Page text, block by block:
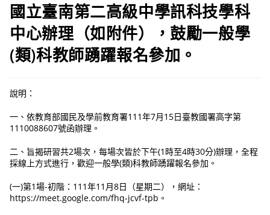
國立臺南第二高級中學訊科技學科
中心辦理（如附件），鼓勵一般學
(類)科教師踴躍報名參加。
說明：
一、依教育部國民及學前教育署111年7月15日臺教國署高字第
1110088607號函辦理。
二、旨揭研習共2場次，每場次皆於下午(1時至4時30分)辦理，全程
採線上方式進行，歡迎一般學(類)科教師踴躍報名參加。
(一)第1場-初階：111年11月8日（星期二），網址：
https://meet.google.com/fhq-jcvf-tpb。